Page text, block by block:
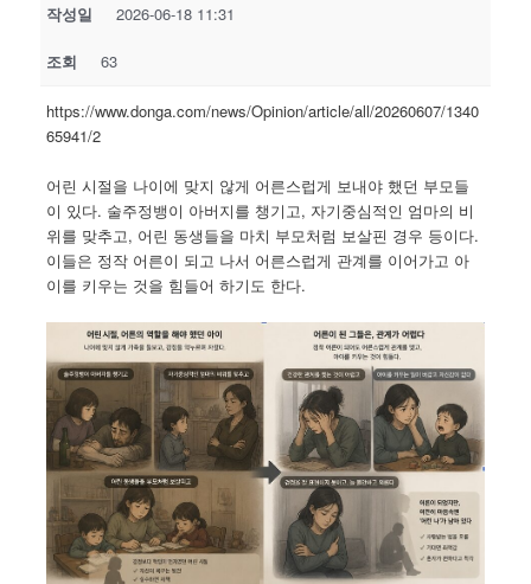
작성일 2026-06-18 11:31
조회 63
https://www.donga.com/news/Opinion/article/all/20260607/1340
65941/2
어린 시절을 나이에 맞지 않게 어른스럽게 보내야 했던 부모들
이 있다. 술주정뱅이 아버지를 챙기고, 자기중심적인 엄마의 비
위를 맞추고, 어린 동생들을 마치 부모처럼 보살핀 경우 등이다.
이들은 정작 어른이 되고 나서 어른스럽게 관계를 이어가고 아
이를 키우는 것을 힘들어 하기도 한다.